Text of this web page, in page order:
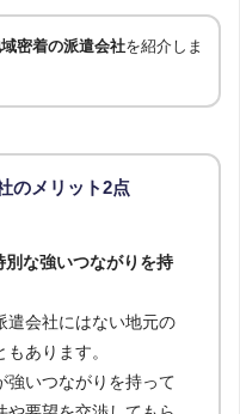
密着の派遣会社を紹介しま
のメリット2点
な強いつながりを持
遣会社にはない地元の
あります。
強いつながりを持って